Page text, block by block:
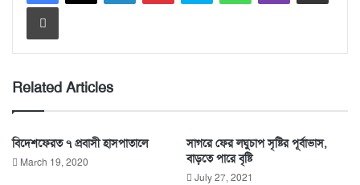
Related Articles
বিদেশফেরত ৭ প্রবাসী হাসপাতালে
March 19, 2020
সাগরে ফের লঘুচাপ সৃষ্টির পূর্বাভাস,
বাড়তে পারে বৃষ্টি
July 27, 2021